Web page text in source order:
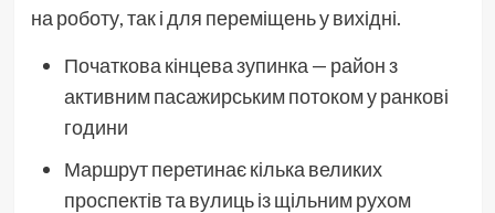
на роботу, так і для переміщень у вихідні.
Початкова кінцева зупинка — район з
активним пасажирським потоком у ранкові
години
Маршрут перетинає кілька великих
проспектів та вулиць із щільним рухом